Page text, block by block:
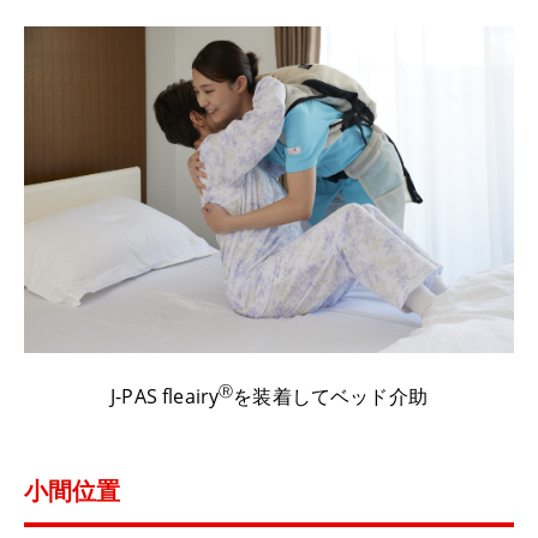
J-PAS fleairyⓇを装着してベッド介助
小間位置